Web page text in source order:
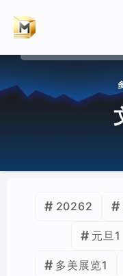
20262
元旦1
多美展览1